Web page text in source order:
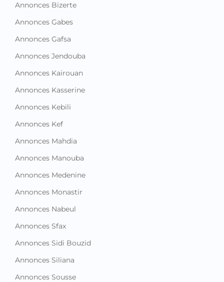
Annonces Bizerte
Annonces Gabes
Annonces Gafsa
Annonces Jendouba
Annonces Kairouan
Annonces Kasserine
Annonces Kebili
Annonces Kef
Annonces Mahdia
Annonces Manouba
Annonces Medenine
Annonces Monastir
Annonces Nabeul
Annonces Sfax
Annonces Sidi Bouzid
Annonces Siliana
Annonces Sousse